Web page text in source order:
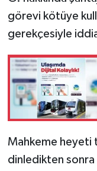
görevi kötüye
gerekçesiyle
Mahkeme heyeti
dinledikten sonra